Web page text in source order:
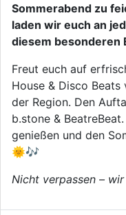
Sommerabend zu
laden wir euch an
diesem besonderen
Freut euch auf
House & Disco
der Region. Den
b.stone &
genießen und den
🌞🎶
Nicht verpassen –